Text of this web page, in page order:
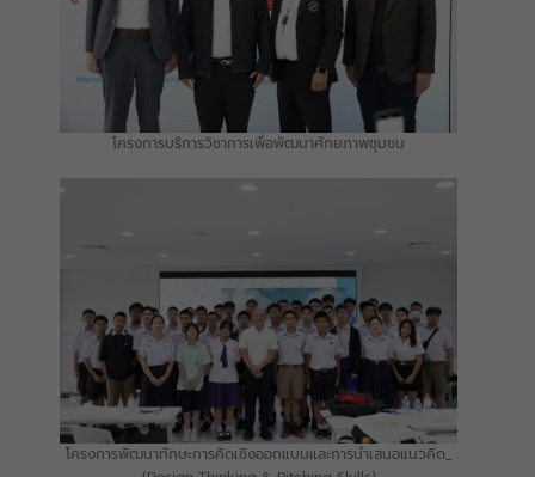
โครงการบริการวิชาการเพื่อพัฒนาศักยภาพชุมชน
โครงการพัฒนาทักษะการคิดเชิงออกแบบและการนำเสนอแนวคิด_